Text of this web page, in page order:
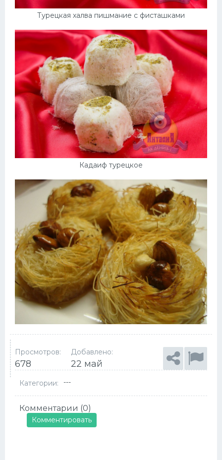
Турецкая халва пишмание с фисташками
Кадаиф турецкое
Просмотров:
678
Добавлено:
22 май
Категории: ---
Комментарии (0)
Комментировать